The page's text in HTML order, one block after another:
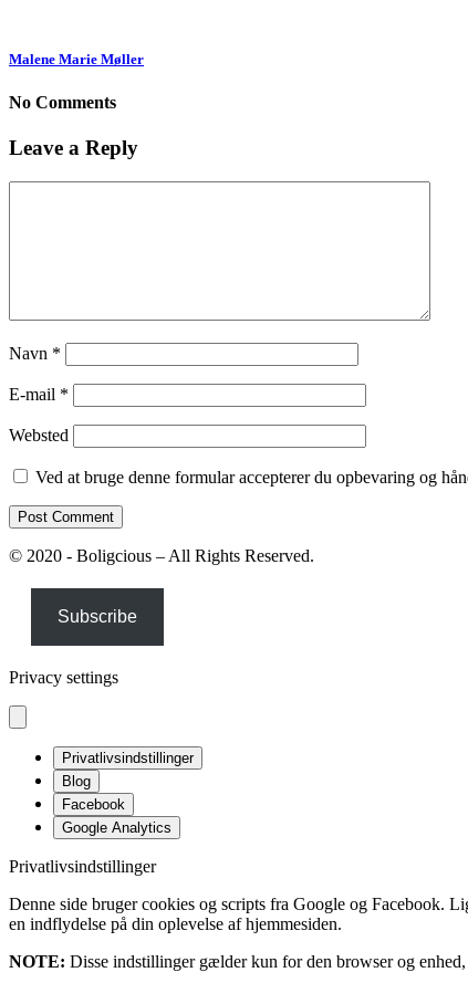
Malene Marie Møller
No Comments
Leave a Reply
Navn *
E-mail *
Websted
Ved at bruge denne formular accepterer du opbevaring og
© 2020 - Boligcious – All Rights Reserved.
Subscribe
Privacy settings
Privatlivsindstillinger
Blog
Facebook
Google Analytics
Privatlivsindstillinger
Denne side bruger cookies og scripts fra Google og Facebook.
en indflydelse på din oplevelse af hjemmesiden.
NOTE: Disse indstillinger gælder kun for den browser og